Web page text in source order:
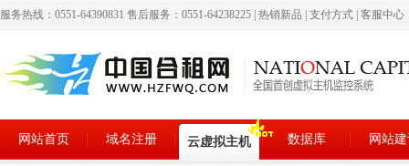
服务热线：0551-64390831 售后服务：0551-64238225 热销新品 支付方式 客服中心
网站首页 域名注册 云虚拟主机 数据库 网站